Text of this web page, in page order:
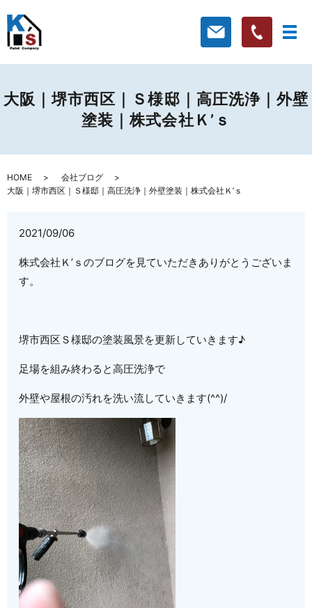
大阪｜堺市西区｜Ｓ様邸｜高圧洗浄｜外壁
塗装｜株式会社Ｋ’ｓ
HOME
会社ブログ
大阪｜堺市西区｜Ｓ様邸｜高圧洗浄｜外壁塗装｜株式会社Ｋ’ｓ
2021/09/06
株式会社Ｋ’ｓのブログを見ていただきありがとうございま
す。
堺市西区Ｓ様邸の塗装風景を更新していきます♪
足場を組み終わると高圧洗浄で
外壁や屋根の汚れを洗い流していきます(^^)/